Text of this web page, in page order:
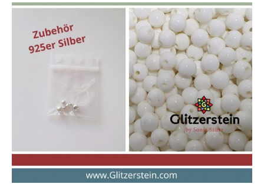
Dieses
Produkt
weist
mehrere
Varianten
auf.
Die
Optionen
können
auf
der
Preisspanne:
14,00 €
bis
15,00 €